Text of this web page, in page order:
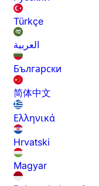
Türkçe
العربية
Български
简体中文
Ελληνικά
Hrvatski
Magyar